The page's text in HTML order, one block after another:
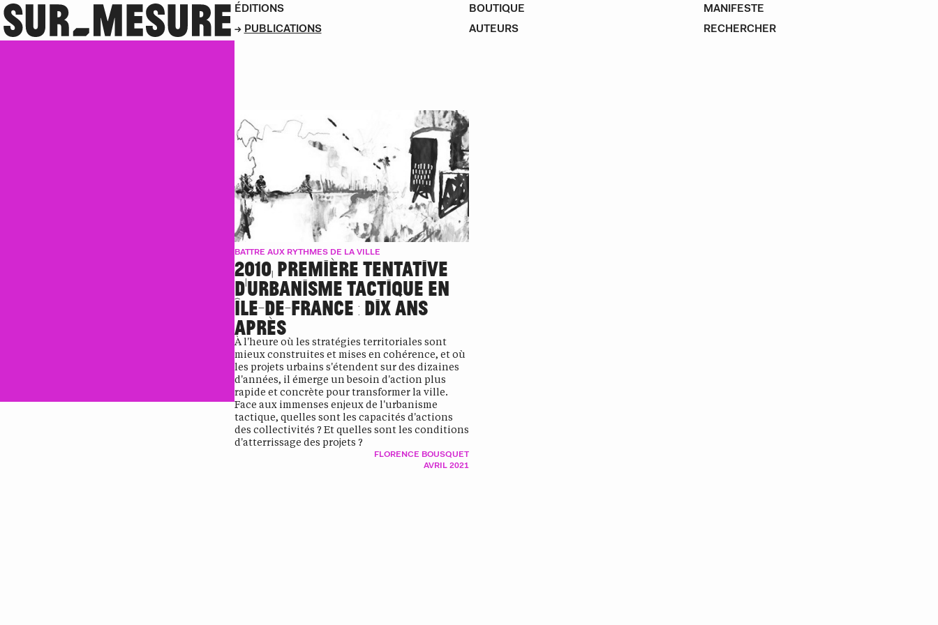
ÉDITIONS
PUBLICATIONS
BOUTIQUE
AUTEURS
MANIFESTE
BATTRE AUX RYTHMES DE LA VILLE
2010, PREMIÈRE TENTATIVE
D’URBANISME TACTIQUE EN
ÎLE-DE-FRANCE : DIX ANS
APRÈS
À l'heure où les stratégies territoriales sont
mieux construites et mises en cohérence, et où
les projets urbains s'étendent sur des dizaines
d'années, il émerge un besoin d'action plus
rapide et concrète pour transformer la ville.
Face aux immenses enjeux de l'urbanisme
tactique, quelles sont les capacités d'actions
des collectivités ? Et quelles sont les conditions
d'atterrissage des projets ?
FLORENCE BOUSQUET
AVRIL 2021